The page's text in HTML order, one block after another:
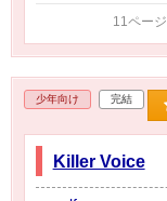
11ページ
少年向け 完結
Killer Voice